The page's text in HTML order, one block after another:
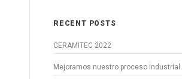
RECENT POSTS
CERAMITEC 2022
Mejoramos nuestro proceso industrial.